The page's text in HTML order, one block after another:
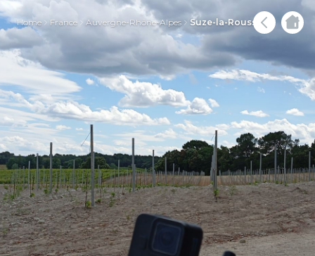
Home France Auvergne-Rhône-Alpes Suze-la-Rousse